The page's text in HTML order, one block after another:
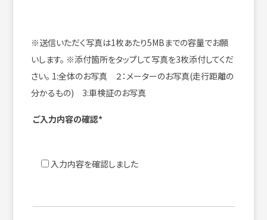
※送信いただく写真は1枚あたり5MBまでの容量でお願
いします。 ※添付箇所をタップして写真を3枚添付してくだ
さい。 1:全体のお写真 ２：メーターのお写真(走行距離の
分かるもの) 3:車検証のお写真
ご入力内容の確認*
入力内容を確認しました